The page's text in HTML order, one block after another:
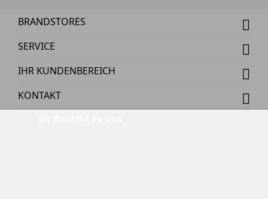
BRANDSTORES
SERVICE
IHR KUNDENBEREICH
KONTAKT